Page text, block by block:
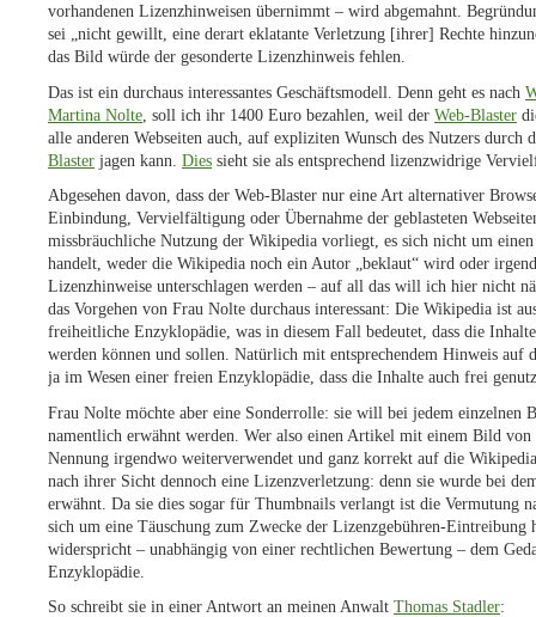
vorhandenen Lizenzhinweisen übernimmt – wird abgemahnt.
sei „nicht gewillt, eine derart eklatante Verletzung [ihrer] Rechte
das Bild würde der gesonderte Lizenzhinweis fehlen.
Das ist ein durchaus interessantes Geschäftsmodell. Denn geht es nach
Martina Nolte , soll ich ihr 1400 Euro bezahlen, weil der Web-Blaster
alle anderen Webseiten auch, auf expliziten Wunsch des Nutzers durch
Blaster jagen kann. Dies sieht sie als entsprechend lizenzwidrige
Abgesehen davon, dass der Web-Blaster nur eine Art alternativer
Einbindung, Vervielfältigung oder Übernahme der geblasteten
missbräuchliche Nutzung der Wikipedia vorliegt, es sich nicht um
handelt, weder die Wikipedia noch ein Autor „beklaut“ wird oder
Lizenzhinweise unterschlagen werden – auf all das will ich hier nicht
das Vorgehen von Frau Nolte durchaus interessant: Die Wikipedia ist
freiheitliche Enzyklopädie, was in diesem Fall bedeutet, dass die
werden können und sollen. Natürlich mit entsprechendem Hinweis auf
ja im Wesen einer freien Enzyklopädie, dass die Inhalte auch frei
Frau Nolte möchte aber eine Sonderrolle: sie will bei jedem einzelnen
namentlich erwähnt werden. Wer also einen Artikel mit einem Bild von
Nennung irgendwo weiterverwendet und ganz korrekt auf die
nach ihrer Sicht dennoch eine Lizenzverletzung: denn sie wurde bei
erwähnt. Da sie dies sogar für Thumbnails verlangt ist die Vermutung
sich um eine Täuschung zum Zwecke der Lizenzgebühren-Eintreibung
widerspricht – unabhängig von einer rechtlichen Bewertung – dem
Enzyklopädie.
So schreibt sie in einer Antwort an meinen Anwalt Thomas Stadler: